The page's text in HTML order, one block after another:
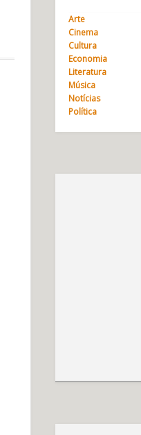
Arte
Cinema
Cultura
Economia
Literatura
Música
Notícias
Política